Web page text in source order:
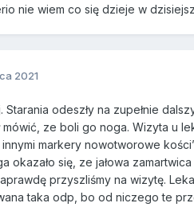
nie wiem co się dzieje w
2021
Starania odeszły na zupełnie
mówić, ze boli go noga. Wizyta u
markery nowotworowe
okazało się, ze jałowa
przyszliśmy na wizytę.
taka odp, bo od niczego te